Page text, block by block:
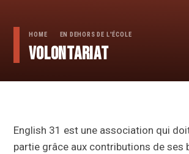
HOME EN DEHORS DE L'ÉCOLE
Volontariat
English 31 est une association qui
partie grâce aux contributions de ses